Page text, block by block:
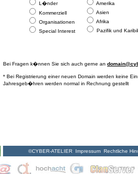
L�nder
Kommerziell
Organisationen
Special Interest
Amerika
Asien
Afrika
Pazifik und
Bei Fragen k�nnen Sie sich auch gerne an
* Bei Registrierung einer neuen Domain werden keine
Jahresgeb�hren werden normal in Rechnung gestellt
©CYBER-ATELIER Impressum Rechtliche